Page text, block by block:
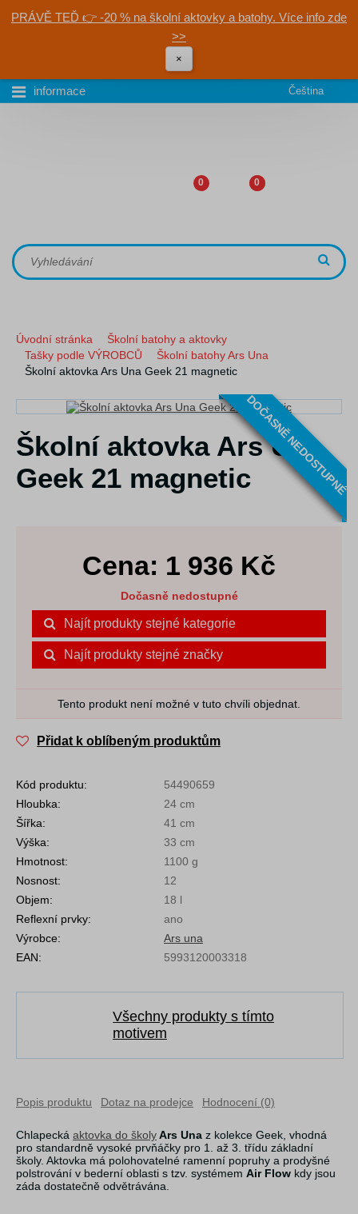
PRÁVĚ TEĎ 👉 -20 % na školní aktovky a batohy. Více info zde
>>
×
informace Čeština
0 0
Úvodní stránka
Školní batohy a aktovky
Tašky podle VÝROBCŮ
Školní batohy Ars Una
Školní aktovka Ars Una Geek 21 magnetic
DOČASNĚ NEDOSTUPNÉ
Školní aktovka Ars Una
Geek 21 magnetic
Cena: 1 936 Kč
Dočasně nedostupné
Najít produkty stejné kategorie
Najít produkty stejné značky
Tento produkt není možné v tuto chvíli objednat.
Přidat k oblíbeným produktům
Kód produktu:
54490659
Hloubka:
24 cm
Šířka:
41 cm
Výška:
33 cm
Hmotnost:
1100 g
Nosnost:
12
Objem:
18 l
Reflexní prvky:
ano
Výrobce:
Ars una
EAN:
5993120003318
Všechny produkty s tímto
motivem
Popis produktu Dotaz na prodejce Hodnocení (0)
Chlapecká aktovka do školyArs Una z kolekce Geek, vhodná
pro standardně vysoké prvňáčky pro 1. až 3. třídu základní
školy. Aktovka má polohovatelné ramenní popruhy a prodyšné
polstrování v bederní oblasti s tzv. systémem Air Flow kdy jsou
záda dostatečně odvětrávána.